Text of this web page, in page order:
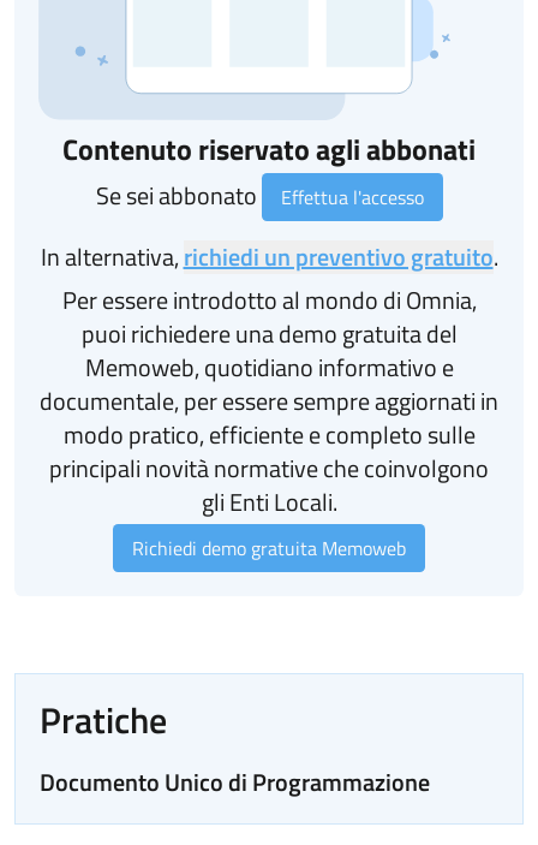
Contenuto riservato agli abbonati
Se sei abbonato Effettua l'accesso
In alternativa,richiedi un preventivo gratuito.
Per essere introdotto al mondo di Omnia,
puoi richiedere una demo gratuita del
Memoweb, quotidiano informativo e
documentale, per essere sempre aggiornati in
modo pratico, efficiente e completo sulle
principali novità normative che coinvolgono
gli Enti Locali.
Richiedi demo gratuita Memoweb
Pratiche
Documento Unico di Programmazione